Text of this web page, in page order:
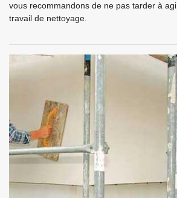
vous recommandons de ne pas tarder à
travail de nettoyage.